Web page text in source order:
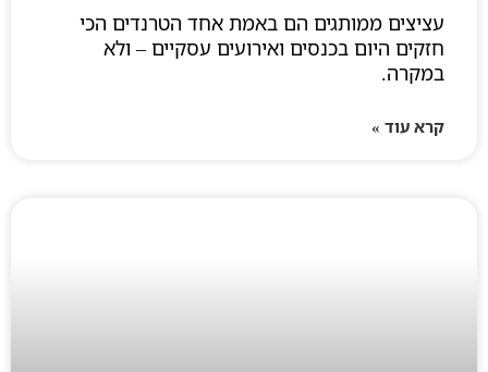
עציצים ממותגים הם באמת אחד הטרנדים הכי
חזקים היום בכנסים ואירועים עסקיים – ולא
במקרה.
קרא עוד »